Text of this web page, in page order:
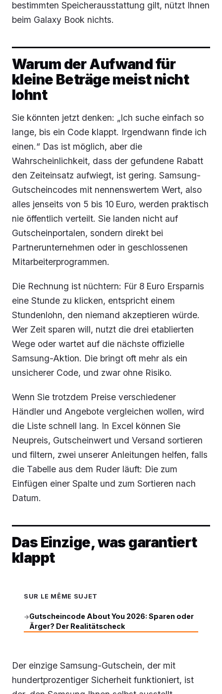
bestimmten Speicherausstattung gilt, nützt Ihnen
beim Galaxy Book nichts.
Warum der Aufwand für
kleine Beträge meist nicht
lohnt
Sie könnten jetzt denken: „Ich suche einfach so
lange, bis ein Code klappt. Irgendwann finde ich
einen.“ Das ist möglich, aber die
Wahrscheinlichkeit, dass der gefundene Rabatt
den Zeiteinsatz aufwiegt, ist gering. Samsung-
Gutscheincodes mit nennenswertem Wert, also
alles jenseits von 5 bis 10 Euro, werden praktisch
nie öffentlich verteilt. Sie landen nicht auf
Gutscheinportalen, sondern direkt bei
Partnerunternehmen oder in geschlossenen
Mitarbeiterprogrammen.
Die Rechnung ist nüchtern: Für 8 Euro Ersparnis
eine Stunde zu klicken, entspricht einem
Stundenlohn, den niemand akzeptieren würde.
Wer Zeit sparen will, nutzt die drei etablierten
Wege oder wartet auf die nächste offizielle
Samsung-Aktion. Die bringt oft mehr als ein
unsicherer Code, und zwar ohne Risiko.
Wenn Sie trotzdem Preise verschiedener
Händler und Angebote vergleichen wollen, wird
die Liste schnell lang. In Excel können Sie
Neupreis, Gutscheinwert und Versand sortieren
und filtern, zwei unserer Anleitungen helfen, falls
die Tabelle aus dem Ruder läuft: Die zum
Einfügen einer Spalte und zum Sortieren nach
Datum.
Das Einzige, was garantiert
klappt
SUR LE MÊME SUJET
→Gutscheincode About You 2026: Sparen oder
Ärger? Der Realitätscheck
Der einzige Samsung-Gutschein, der mit
hundertprozentiger Sicherheit funktioniert, ist